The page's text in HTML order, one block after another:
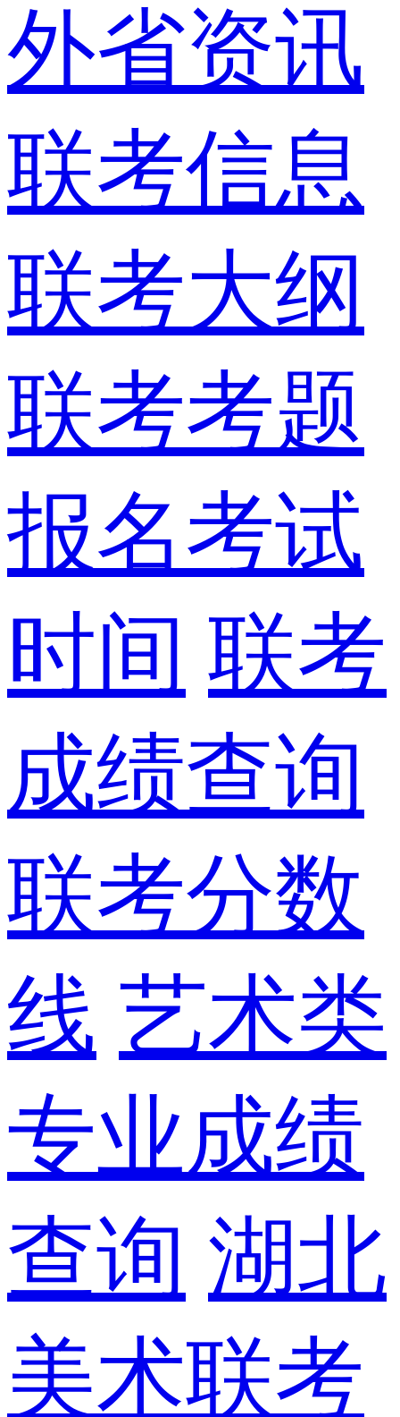
外省资讯
联考信息
联考大纲
联考考题
报名考试
时间 联考
成绩查询
联考分数
线 艺术类
专业成绩
查询 湖北
美术联考